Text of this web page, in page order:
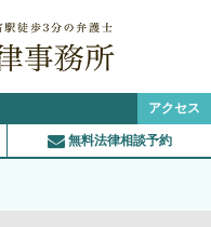
アクセス
無料法律相談予約